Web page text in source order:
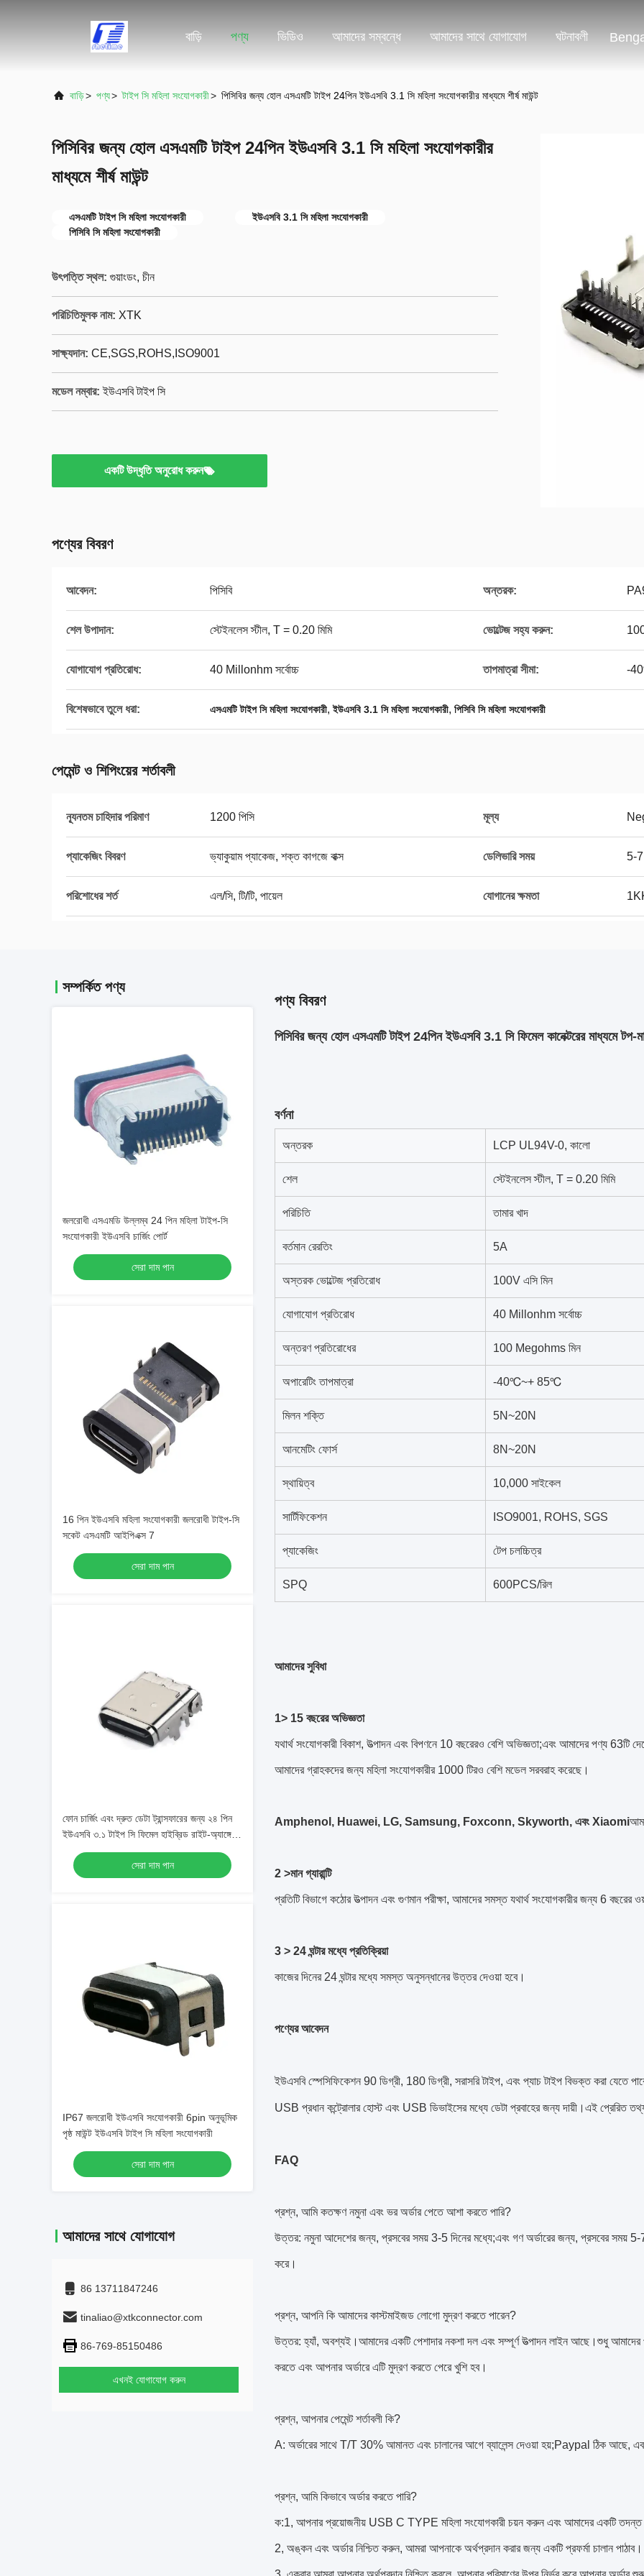
বাড়ি পণ্য ভিডিও আমাদের সম্বন্ধে আমাদের সাথে যোগাযোগ ঘটনাবলী
বাড়ি> পণ্য> টাইপ সি মহিলা সংযোগকারী> পিসিবির জন্য হোল এসএমটি টাইপ 24পিন ইউএসবি 3.1 সি মহিলা সংযোগকারীর মাধ্যমে শীর্ষ মাউন্ট
পিসিবির জন্য হোল এসএমটি টাইপ 24পিন ইউএসবি 3.1 সি মহিলা সংযোগকারীর
মাধ্যমে শীর্ষ মাউন্ট
এসএমটি টাইপ সি মহিলা সংযোগকারী
ইউএসবি 3.1 সি মহিলা সংযোগকারী
পিসিবি সি মহিলা সংযোগকারী
উৎপত্তি স্থল: গুয়াংডং, চীন
পরিচিতিমুলক নাম: XTK
সাক্ষ্যদান: CE,SGS,ROHS,ISO9001
মডেল নম্বার: ইউএসবি টাইপ সি
একটি উদ্ধৃতি অনুরোধ করুন
পণ্যের বিবরণ
আবেদন: পিসিবি অন্তরক:
শেল উপাদান: স্টেইনলেস স্টীল, T = 0.20 মিমি ভোল্টেজ সহ্য করুন:
যোগাযোগ প্রতিরোধ: 40 Millonhm সর্বোচ্চ তাপমাত্রা সীমা: -
বিশেষভাবে তুলে ধরা: এসএমটি টাইপ সি মহিলা সংযোগকারী,ইউএসবি 3.1 সি মহিলা সংযোগকারী, পিসিবি সি মহিলা সংযোগকারী
পেমেন্ট ও শিপিংয়ের শর্তাবলী
ন্যূনতম চাহিদার পরিমাণ 1200 পিসি মূল্য
প্যাকেজিং বিবরণ ভ্যাকুয়াম প্যাকেজ, শক্ত কাগজে বাক্স ডেলিভারি সময় 5-7
পরিশোধের শর্ত এল/সি, টি/টি, পায়েল যোগানের ক্ষমতা
সম্পর্কিত পণ্য
জলরোধী এসএমডি উল্লম্ব 24 পিন মহিলা টাইপ-সি
সংযোগকারী ইউএসবি চার্জিং পোর্ট
সেরা দাম পান
16 পিন ইউএসবি মহিলা সংযোগকারী জলরোধী টাইপ-সি
সকেট এসএমটি আইপিএক্স 7
সেরা দাম পান
ফোন চার্জিং এবং দ্রুত ডেটা ট্রান্সফারের জন্য ২৪ পিন
ইউএসবি ৩.১ টাইপ সি ফিমেল হাইব্রিড রাইট-অ্যাঙ্গেল
রিসেপ্ট্যাকল কানেক্টর
সেরা দাম পান
IP67 জলরোধী ইউএসবি সংযোগকারী 6pin অনুভূমিক
পৃষ্ঠ মাউন্ট ইউএসবি টাইপ সি মহিলা সংযোগকারী
সেরা দাম পান
আমাদের সাথে যোগাযোগ
86 13711847246
tinaliao@xtkconnector.com
86-769-85150486
এখনই যোগাযোগ করুন
পণ্য বিবরণ
পিসিবির জন্য হোল এসএমটি টাইপ 24পিন ইউএসবি 3.1 সি ফিমেল কানেক্টরের মাধ্যমে টপ-
বর্ণনা
অন্তরক LCP UL94V-0, কালো
শেল স্টেইনলেস স্টীল, T = 0.20 মিমি
পরিচিতি তামার খাদ
বর্তমান রেরতিং 5A
অস্তরক ভোল্টেজ প্রতিরোধ 100V এসি মিন
যোগাযোগ প্রতিরোধ 40 Millonhm সর্বোচ্চ
অন্তরণ প্রতিরোধের 100 Megohms মিন
অপারেটিং তাপমাত্রা -40℃~+ 85℃
মিলন শক্তি 5N~20N
আনমেটিং ফোর্স 8N~20N
স্থায়িত্ব 10,000 সাইকেল
সার্টিফিকেশন ISO9001, ROHS, SGS
প্যাকেজিং টেপ চলচ্চিত্র
SPQ 600PCS/রিল
আমাদের সুবিধা
1> 15 বছরের অভিজ্ঞতা
যথার্থ সংযোগকারী বিকাশ, উত্পাদন এবং বিপণনে 10 বছরেরও বেশি অভিজ্ঞতা;এবং আমাদের পণ্য 63টি
আমাদের গ্রাহকদের জন্য মহিলা সংযোগকারীর 1000 টিরও বেশি মডেল সরবরাহ করেছে।
Amphenol, Huawei, LG, Samsung, Foxconn, Skyworth, এবং Xiaomi
2 >মান গ্যারান্টি
প্রতিটি বিভাগে কঠোর উত্পাদন এবং গুণমান পরীক্ষা, আমাদের সমস্ত যথার্থ সংযোগকারীর জন্য 6 বছরের
3 > 24 ঘন্টার মধ্যে প্রতিক্রিয়া
কাজের দিনের 24 ঘন্টার মধ্যে সমস্ত অনুসন্ধানের উত্তর দেওয়া হবে।
পণ্যের আবেদন
ইউএসবি স্পেসিফিকেশন 90 ডিগ্রী, 180 ডিগ্রী, সরাসরি টাইপ, এবং প্যাচ টাইপ বিভক্ত করা
USB প্রধান কন্ট্রোলার হোস্ট এবং USB ডিভাইসের মধ্যে ডেটা প্রবাহের জন্য দায়ী।এই প্রেরিত তথ্য
FAQ
প্রশ্ন, আমি কতক্ষণ নমুনা এবং ভর অর্ডার পেতে আশা করতে পারি?
উত্তর: নমুনা আদেশের জন্য, প্রসবের সময় 3-5 দিনের মধ্যে;এবং গণ অর্ডারের জন্য, প্রসবের সময় 5-7
করে।
প্রশ্ন, আপনি কি আমাদের কাস্টমাইজড লোগো মুদ্রণ করতে পারেন?
উত্তর: হ্যাঁ, অবশ্যই।আমাদের একটি পেশাদার নকশা দল এবং সম্পূর্ণ উত্পাদন লাইন আছে।শুধু
করতে এবং আপনার অর্ডারে এটি মুদ্রণ করতে পেরে খুশি হব।
প্রশ্ন, আপনার পেমেন্ট শর্তাবলী কি?
A: অর্ডারের সাথে T/T 30% আমানত এবং চালানের আগে ব্যালেন্স দেওয়া হয়;Paypal ঠিক
প্রশ্ন, আমি কিভাবে অর্ডার করতে পারি?
ক:1, আপনার প্রয়োজনীয় USB C TYPE মহিলা সংযোগকারী চয়ন করুন এবং আমাদের একটি তদন্ত
2, অঙ্কন এবং অর্ডার নিশ্চিত করুন, আমরা আপনাকে অর্থপ্রদান করার জন্য একটি প্রফর্মা চালান পাঠাব।